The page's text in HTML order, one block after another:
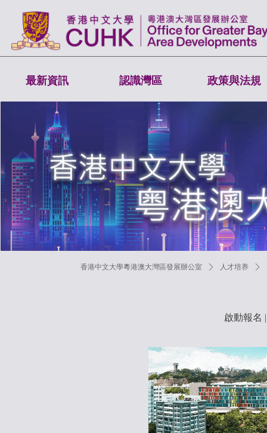
最新資訊 認識灣區 政策與法規
啟動報名
香港中文大學粵港澳大灣區發展辦公室 ꄲ 人才培养 ꄲ